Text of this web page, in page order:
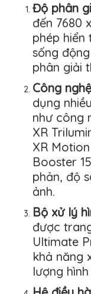
Độ phân
đến 7680
phép hiển
sống
phân giải
Công
dụng
như công
XR
XR
Booster
phản, độ
ảnh.
Bộ xử lý
được
Ultimate
khả năng
lượng hình